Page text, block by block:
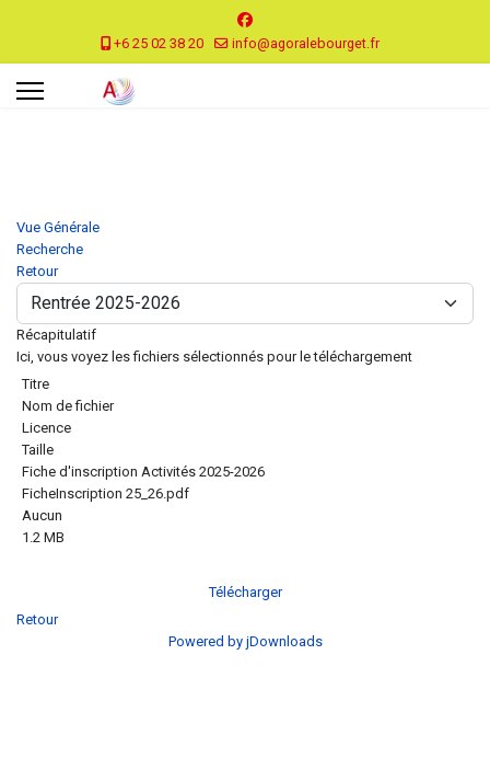
+6 25 02 38 20 info@agoralebourget.fr
Vue Générale
Recherche
Retour
Récapitulatif
Ici, vous voyez les fichiers sélectionnés pour le téléchargement
Titre
Nom de fichier
Licence
Taille
Fiche d'inscription Activités 2025-2026
FicheInscription 25_26.pdf
Aucun
1.2 MB
Télécharger
Retour
Powered by jDownloads